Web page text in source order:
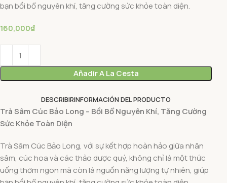
bạn bồi bổ nguyên khí, tăng cường sức khỏe toàn diện.
₫
Añadir A La Cesta
DESCRIBIRINFORMACIÓN DEL PRODUCTO
Trà Sâm Cúc Bảo Long – Bồi Bổ Nguyên Khí, Tăng Cường
Sức Khỏe Toàn Diện
Trà Sâm Cúc Bảo Long, với sự kết hợp hoàn hảo giữa nhân
sâm, cúc hoa và các thảo dược quý, không chỉ là một thức
uống thơm ngon mà còn là nguồn năng lượng tự nhiên, giúp